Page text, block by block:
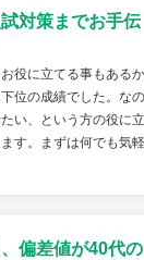
対策までお手伝
役に立てる事もある
位の成績でした。な
い、という方の役に
す。まずは何でも気
偏差値が40代の